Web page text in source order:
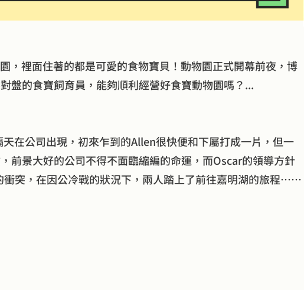
，裡面住著的都是可愛的食物寶貝！動物園正式開幕前夜，博
盤的食寶飼育員，能夠順利經營好食寶動物園嗎？...
在公司出現，初來乍到的Allen很快便和下屬打成一片，但一
前景大好的公司不得不面臨縮編的命運，而Oscar的領導方針
衝突，在因公冷戰的狀況下，兩人踏上了前往嘉明湖的旅程……